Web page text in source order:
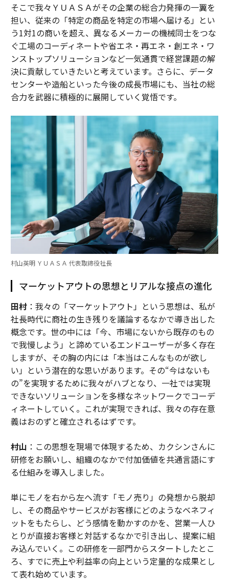
そこで我々ＹＵＡＳＡがその企業の総合力発揮の一翼を
担い、従来の「特定の商品を特定の市場へ届ける」とい
う1対1の商いを超え、異なるメーカーの機械同士をつな
ぐ工場のコーディネートや省エネ・再エネ・創エネ・ワ
ンストップソリューションなど一気通貫で経営課題の解
決に貢献していきたいと考えています。さらに、データ
センターや造船といった今後の成長市場にも、当社の総
合力を武器に積極的に展開していく覚悟です。
村山英明 ＹＵＡＳＡ 代表取締役社長
マーケットアウトの思想とリアルな接点の進化
田村：我々の「マーケットアウト」という思想は、私が
社長時代に商社の生き残りを議論するなかで導き出した
概念です。世の中には「今、市場にないから既存のもの
で我慢しよう」と諦めているエンドユーザーが多く存在
しますが、その胸の内には「本当はこんなものが欲し
い」という潜在的な思いがあります。その“今はないも
の”を実現するために我々がハブとなり、一社では実現
できないソリューションを多様なネットワークでコーデ
ィネートしていく。これが実現できれば、我々の存在意
義はおのずと確立されるはずです。
村山 ：この思想を現場で体現するため、カクシンさんに
研修をお願いし、組織のなかで付加価値を共通言語にす
る仕組みを導入しました。
単にモノを右から左へ流す「モノ売り」の発想から脱却
し、その商品やサービスがお客様にどのようなベネフィ
ットをもたらし、どう感情を動かすのかを、営業一人ひ
とりが直接お客様と対話するなかで引き出し、提案に組
み込んでいく。この研修を一部門からスタートしたとこ
ろ、すでに売上や利益率の向上という定量的な成果とし
て表れ始めています。